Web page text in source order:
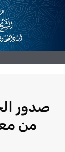
تخطي
صدور
من